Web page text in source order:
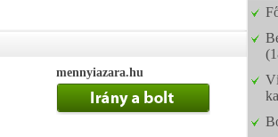
mennyiazara.hu